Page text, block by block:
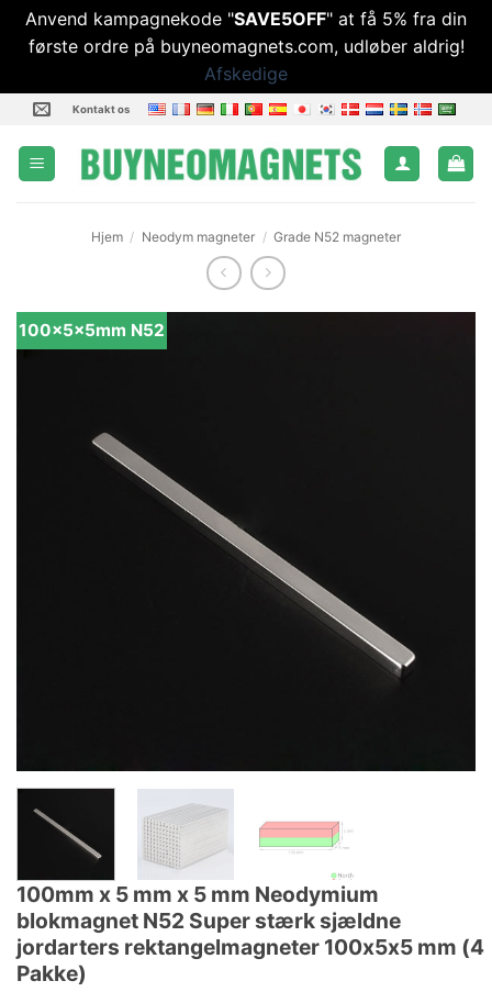
Anvend kampagnekode "SAVE5OFF" at få 5% fra din
første ordre på buyneomagnets.com, udløber aldrig!
Afskedige
Fortsæt
indhold
Kontakt os
Hjem / Neodym magneter / Grade N52 magneter
100x5x5mm N52
100mm x 5 mm x 5 mm Neodymium
blokmagnet N52 Super stærk sjældne
jordarters rektangelmagneter 100x5x5 mm (4
Pakke)